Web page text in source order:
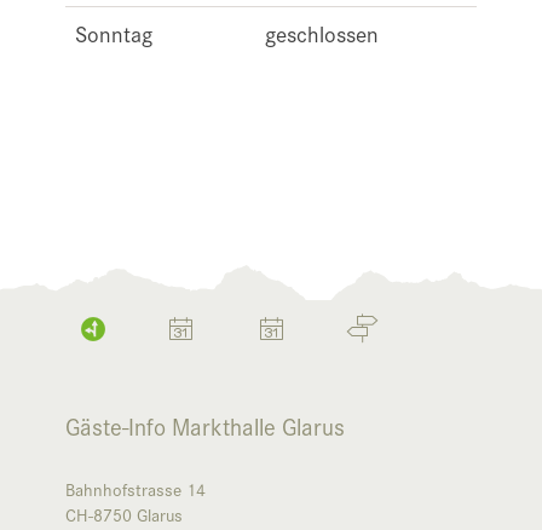
Sonntag
geschlossen
Gäste-Info Markthalle Glarus
Bahnhofstrasse 14
CH-8750 Glarus